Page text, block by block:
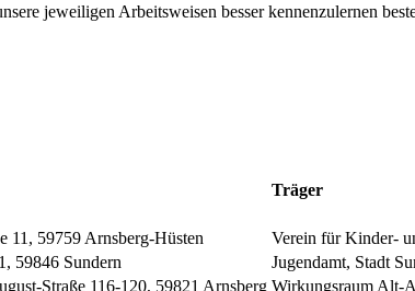
jeweiligen Arbeitsweisen besser kennenzulernen
Träger
11, 59759 Arnsberg-Hüsten
Verein für Kinder-
59846 Sundern
Jugendamt, Stadt
Straße 116-120, 59821 Arnsberg Wirkungsraum Alt-